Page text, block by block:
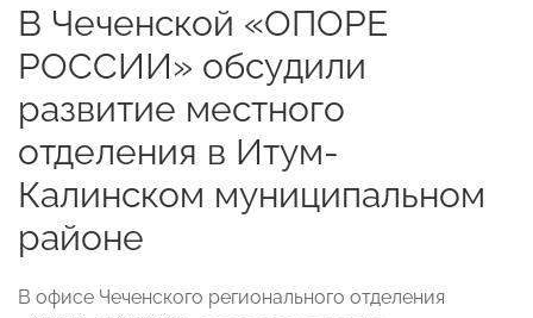
В Чеченской «ОПОРЕ
РОССИИ» обсудили
развитие местного
отделения в Итум-
Калинском муниципальном
районе
В офисе Чеченского регионального отделения